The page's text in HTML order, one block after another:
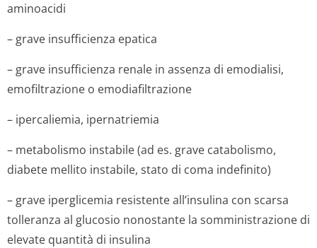
aminoacidi
– grave insufficienza epatica
– grave insufficienza renale in assenza di emodialisi,
emofiltrazione o emodiafiltrazione
– ipercaliemia, ipernatriemia
– metabolismo instabile (ad es. grave catabolismo,
diabete mellito instabile, stato di coma indefinito)
– grave iperglicemia resistente all’insulina con scarsa
tolleranza al glucosio nonostante la somministrazione di
elevate quantità di insulina